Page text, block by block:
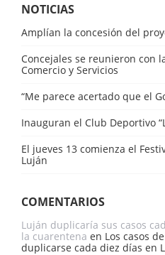
NOTICIAS
Amplían la concesión del
Concejales se reunieron con
Comercio y Servicios
“Me parece acertado que el
Inauguran el Club Deportivo
El jueves 13 comienza el
Luján
COMENTARIOS
Luján duplicaría sus casos
la cuarentena en Los casos
duplicarse cada diez días en